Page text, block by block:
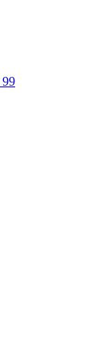
99